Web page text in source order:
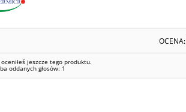
OCENA:
jeszcze tego produktu.
oddanych głosów: 1